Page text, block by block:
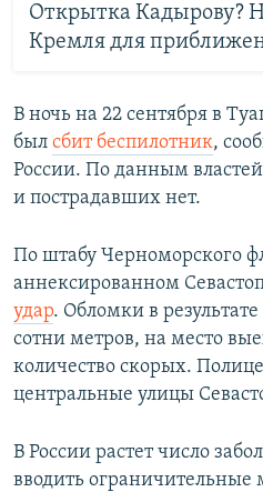
Открытка Кадырову?
Кремля для
В ночь на 22 сентября в
был сбит беспилотник,
России. По данным
и пострадавших нет.
По штабу Черноморского
аннексированном
удар. Обломки в
сотни метров, на место
количество скорых.
центральные улицы
В России растет число
вводить ограничительные